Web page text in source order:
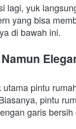
lagi, yuk
yang bisa
di bawah ini.
pintu
pintu
garis